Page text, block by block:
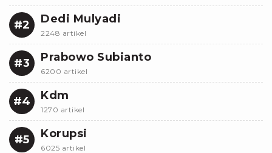
#2 Dedi Mulyadi
2248 artikel
#3 Prabowo Subianto
6200 artikel
#4 Kdm
1270 artikel
#5 Korupsi
6025 artikel